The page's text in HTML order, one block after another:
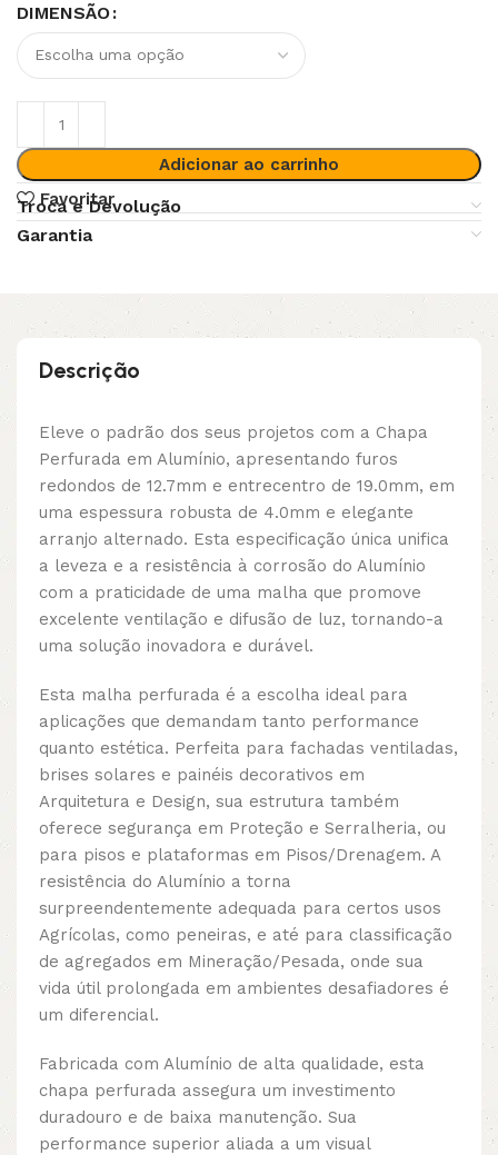
DIMENSÃO
Adicionar ao carrinho
Favoritar
Troca e Devolução
Garantia
Descrição
Eleve o padrão dos seus projetos com a Chapa
Perfurada em Alumínio, apresentando furos
redondos de 12.7mm e entrecentro de 19.0mm, em
uma espessura robusta de 4.0mm e elegante
arranjo alternado. Esta especificação única unifica
a leveza e a resistência à corrosão do Alumínio
com a praticidade de uma malha que promove
excelente ventilação e difusão de luz, tornando-a
uma solução inovadora e durável.
Esta malha perfurada é a escolha ideal para
aplicações que demandam tanto performance
quanto estética. Perfeita para fachadas ventiladas,
brises solares e painéis decorativos em
Arquitetura e Design, sua estrutura também
oferece segurança em Proteção e Serralheria, ou
para pisos e plataformas em Pisos/Drenagem. A
resistência do Alumínio a torna
surpreendentemente adequada para certos usos
Agrícolas, como peneiras, e até para classificação
de agregados em Mineração/Pesada, onde sua
vida útil prolongada em ambientes desafiadores é
um diferencial.
Fabricada com Alumínio de alta qualidade, esta
chapa perfurada assegura um investimento
duradouro e de baixa manutenção. Sua
performance superior aliada a um visual